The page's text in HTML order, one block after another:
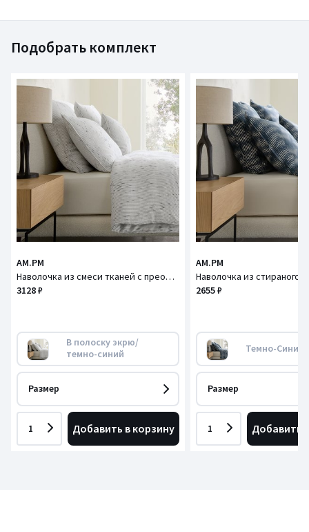
Подобрать комплект
AM.PM
Наволочка из смеси тканей с преобладанием стираного льна, JOSELIA / ДЖОЗЕЛИЯ
3128 ₽
В полоску экрю/
темно-синий
Размер
1 Добавить в корзину
AM.PM
2655 ₽
Темно-Синий
Размер
1 Добавить